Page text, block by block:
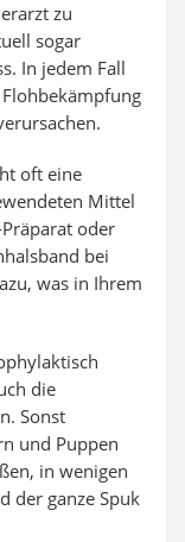
zu
sogar
In jedem Fall
oft eine
Mittel
oder
bei
was in Ihrem
die
Sonst
und Puppen
in wenigen
der ganze Spuk